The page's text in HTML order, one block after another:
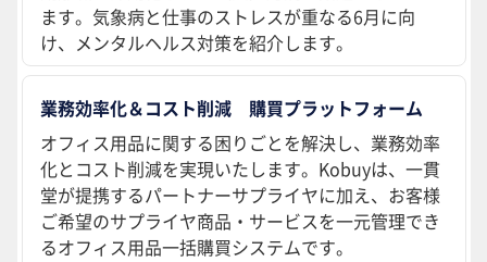
ます。気象病と仕事のストレスが重なる6月に向
け、メンタルヘルス対策を紹介します。
業務効率化＆コスト削減 購買プラットフォーム
オフィス用品に関する困りごとを解決し、業務効率
化とコスト削減を実現いたします。Kobuyは、一貫
堂が提携するパートナーサプライヤに加え、お客様
ご希望のサプライヤ商品・サービスを一元管理でき
るオフィス用品一括購買システムです。